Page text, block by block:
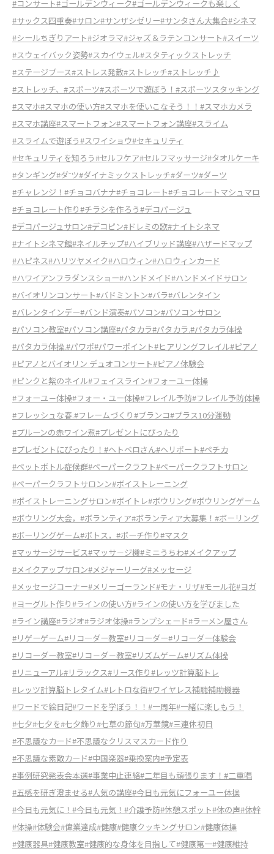
#コンサート#ゴールデンウィーク#ゴールデンウィークも楽しく
#サックス四重奏#サロン#サンザシゼリー#サンタさん大集合#シネマ
#シールちぎりアート#ジオラマ#ジャズ＆ラテンコンサート#スイーツ
#スウェイバック姿勢#スカイウェル#スタティックストレッチ
#ステージブース#ストレス発散#ストレッチ#ストレッチ♪
#ストレッチ、 #スポーツ#スポーツで遊ぼう！ #スポーツスタッキング
#スマホ#スマホの使い方#スマホを使いこなそう！！ #スマホカメラ
#スマホ講座#スマートフォン#スマートフォン講座#スライム
#スライムで遊ぼう#スワイショウ#セキュリティ
#セキュリティを知ろう#セルフケア#セルフマッサージ#タオルケーキ
#タンギング#ダ⁻ツ#ダイナミックストレッチ#ダーツ#ダ－ツ
#チャレンジ！ #チョコバナナ#チョコレート#チョコレートマシュマロ
#チョコレート作り#チラシを作ろう#デコパージュ
#デコパージュサロン#デコピン#ドレミの歌#ナイトシネマ
#ナイトシネマ館#ネイルチップ#ハイブリッド講座#ハザードマップ
#ハピネス#ハリツヤメイク#ハロウィン#ハロウィンカード
#ハワイアンフラダンスショー#ハンドメイド#ハンドメイドサロン
#バイオリンコンサート#バドミントン#バラ#バレンタイン
#バレンタインデー#バンド演奏#パソコン#パソコンサロン
#パソコン教室#パソコン講座#パタカラ#パタカラ.#パタカラ体操
#パタカラ体操.#パワポ#パワーポイント#ヒアリングフレイル#ピアノ
#ピアノとバイオリン デュオコンサート#ピアノ体験会
#ピンクと紫のネイル#フェイスライン#フォーユー体操
#フォーユ－体操#フォー・ユー体操#フレイル予防#フレイル予防体操
#フレッシュな春.#フレームづくり#ブランコ#プラス10分運動
#プルーンの赤ワイン煮#プレゼントにぴったり
#プレゼントにぴったり！ #ヘトベロさん#ヘリポート#ペチカ
#ペットボトル症候群#ペーパークラフト#ペーパークラフトサロン
#ペーパークラフトサロンン#ボイストレーニング
#ボイストレーニングサロン#ボイトレ#ボウリング#ボウリングゲーム
#ボウリング大会， #ボランティア#ボランティア大募集！ #ボーリング
#ボーリングゲーム#ポトス， #ポーチ作り#マスク
#マッサージサービス#マッサ－ジ機#ミニうちわ#メイクアップ
#メイクアップサロン#メジャーリーグ#メッセージ
#メッセージコーナー#メリーゴーランド#モナ・リザ#モール花#ヨガ
#ヨーグルト作り#ラインの使い方#ラインの使い方を学びました
#ライン講座#ラジオ#ラジオ体操#ランプシェード#ラーメン屋さん
#リゲーゲーム#リコ―ダー教室#リコーダー#リコーダー体験会
#リコーダー教室#リコ－ダ－教室#リズムゲーム#リズム体操
#リニューアル#リラックス#リース作り#レッツ計算脳トレ
#レッツ計算脳トレタイム#レトロな街#ワイヤレス補聴補助機器
#ワードで絵日記#ワードを学ぼう！！ #一周年#一緒に楽しもう！
#七夕#七夕を#七夕飾り#七草の節句#万華鏡#三連休初日
#不思議なカード#不思議なクリスマスカード作り
#不思議な素敵カード#中国楽器#乗換案内#予定表
#事例研究発表会本選#事業中止連絡#二年目も頑張ります！ #二重唱
#五感を研ぎ澄ませる#人気の講座#今日も元気にフォーユー体操
#今日も元気に！ #今日も元気！ #介護予防#休憩スポット#体の声#体幹
#体操#体験会#偉業達成#健康#健康クッキングサロン#健康体操
#健康器具#健康教室#健康的な身体を目指して#健康第一#健康維持